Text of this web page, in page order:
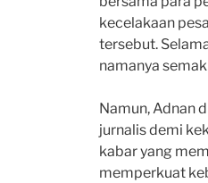
kecelakaan
tersebut.
namanya
Namun, Adnan
jurnalis demi
kabar yang
memperkuat